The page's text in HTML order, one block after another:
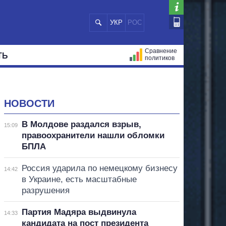
УКР РОС
Сравнение
политиков
НОВОСТИ
15:09
В Молдове раздался взрыв,
правоохранители нашли обломки
БПЛА
14:42
Россия ударила по немецкому бизнесу
в Украине, есть масштабные
разрушения
14:33
Партия Мадяра выдвинула
кандидата на пост президента